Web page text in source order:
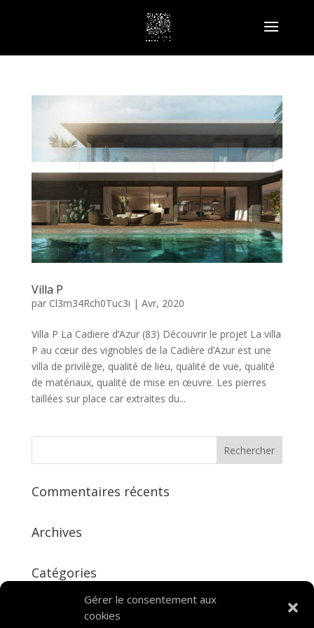
Gérer le consentement aux
cookies
Villa P
par Cl3m34Rch0Tuc3i | Avr, 2020
Villa P La Cadiere d’Azur (83) Découvrir le projet La villa
P au cœur des vignobles de la Cadière d’Azur est une
villa de privilège, qualité de lieu, qualité de vue, qualité
de matériaux, qualité de mise en œuvre. Les pierres
taillées sur place car extraites du...
Commentaires récents
Archives
Catégories
Aucune catégorie